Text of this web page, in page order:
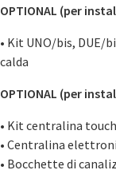
OPTIONAL (per
• Kit UNO/bis, DUE/
calda
OPTIONAL (per
• Kit centralina touch
• Centralina
• Bocchette di